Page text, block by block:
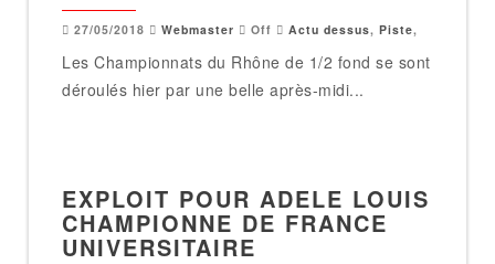
27/05/2018 Webmaster Off Actu dessus, Piste,
Les Championnats du Rhône de 1/2 fond se sont
déroulés hier par une belle après-midi...
EXPLOIT POUR ADELE LOUIS
CHAMPIONNE DE FRANCE
UNIVERSITAIRE